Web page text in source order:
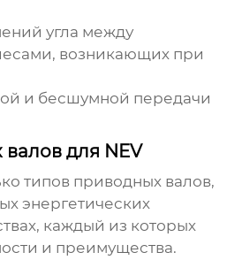
угла между
возникающих при
и бесшумной передачи
для NEV
типов приводных валов,
энергетических
каждый из которых
и преимущества.